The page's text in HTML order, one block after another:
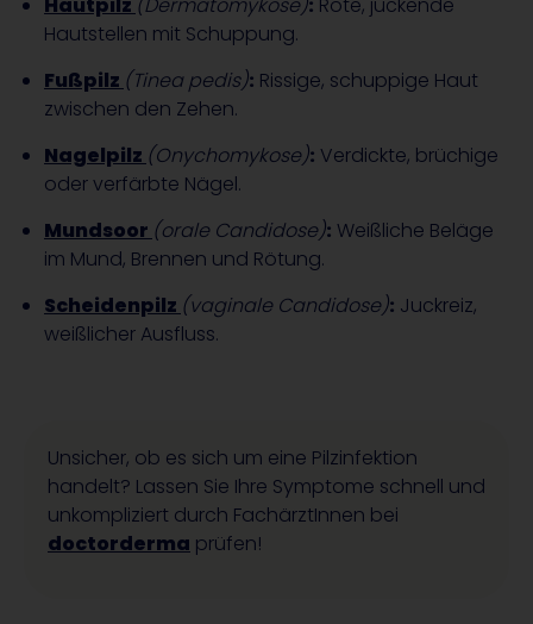
Hautstellen mit Schuppung.
Fußpilz (Tinea pedis): Rissige, schuppige Haut
zwischen den Zehen.
Nagelpilz (Onychomykose): Verdickte, brüchige
oder verfärbte Nägel.
Mundsoor (orale Candidose): Weißliche Beläge
im Mund, Brennen und Rötung.
Scheidenpilz (vaginale Candidose): Juckreiz,
weißlicher Ausfluss.
Unsicher, ob es sich um eine Pilzinfektion
handelt? Lassen Sie Ihre Symptome schnell und
unkompliziert durch FachärztInnen bei
doctorderma prüfen!